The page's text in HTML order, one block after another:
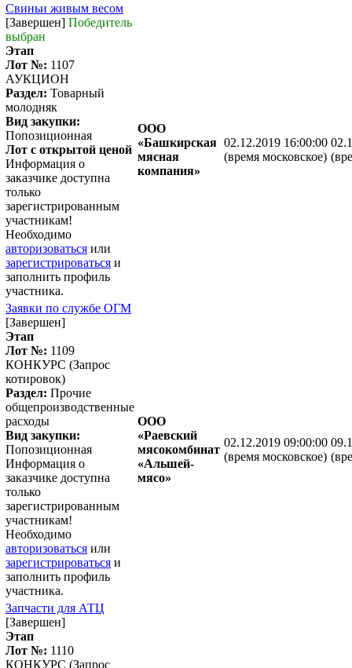
Свиньи живым весом
[Завершен] Победитель
выбран
Этап
Лот №: 1107
АУКЦИОН
Раздел: Товарный
молодняк
Вид закупки:
Попозиционная
Лот с открытой ценой
Информация о
заказчике доступна
только
зарегистрированным
участникам!
Необходимо
авторизоваться или
зарегистрироваться и
заполнить профиль
участника.
ООО
«Башкирская
мясная
компания»
02.12.2019 16:00:00
(время московское)
Заявки по службе ОГМ
[Завершен]
Этап
Лот №: 1109
КОНКУРС (Запрос
котировок)
Раздел: Прочие
общепроизводственные
расходы
Вид закупки:
Попозиционная
Информация о
заказчике доступна
только
зарегистрированным
участникам!
Необходимо
авторизоваться или
зарегистрироваться и
заполнить профиль
участника.
ООО
«Раевский
мясокомбинат
«Альшей-
мясо»
02.12.2019 09:00:00
(время московское)
Запчасти для АТЦ
[Завершен]
Этап
Лот №: 1110
КОНКУРС (Запрос